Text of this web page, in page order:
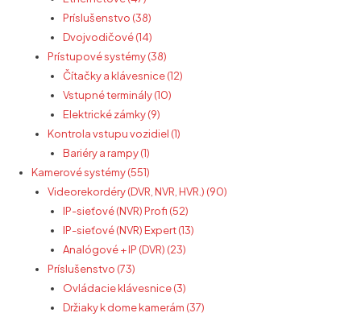
Príslušenstvo (38)
Dvojvodičové (14)
Prístupové systémy (38)
Čítačky a klávesnice (12)
Vstupné terminály (10)
Elektrické zámky (9)
Kontrola vstupu vozidiel (1)
Bariéry a rampy (1)
Kamerové systémy (551)
Videorekordéry (DVR, NVR, HVR.) (90)
IP-sieťové (NVR) Profi (52)
IP-sieťové (NVR) Expert (13)
Analógové + IP (DVR) (23)
Príslušenstvo (73)
Ovládacie klávesnice (3)
Držiaky k dome kamerám (37)